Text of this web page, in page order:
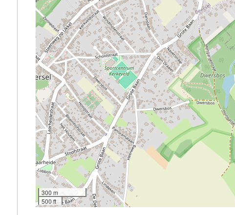
300 m
500 ft